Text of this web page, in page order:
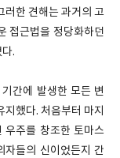
러한 견해는 과거의 고
접근법을 정당화하던
.
간에 발생한 모든 변
했다. 처음부터 마지
우주를 창조한 토마스
자들의 신이었든지 간